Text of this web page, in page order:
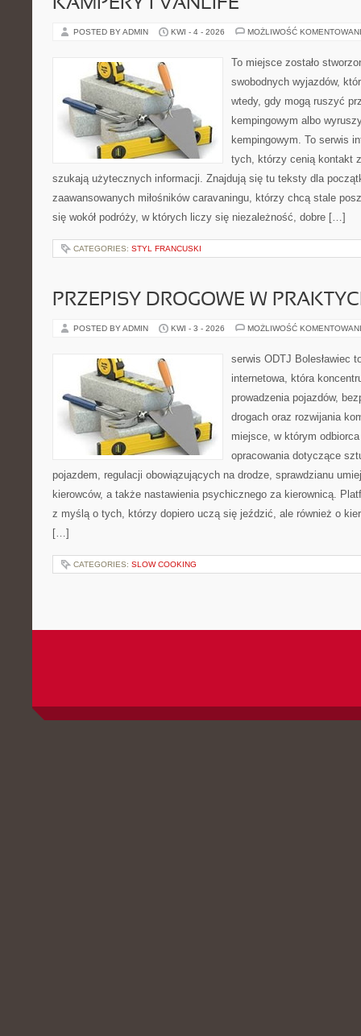
KAMPERY I VANLIFE
POSTED BY ADMIN KWI - 4 - 2026 MOŻLIWOŚĆ
To miejsce zostało
swobodnych wyjazdów,
wtedy, gdy mogą ruszyć
kempingowym albo
kempingowym. To serwis
tych, którzy cenią kontakt
szukają użytecznych informacji. Znajdują się tu teksty dla
zaawansowanych miłośników caravaningu, którzy chcą stale
się wokół podróży, w których liczy się niezależność, dobre […]
CATEGORIES: STYL FRANCUSKI
PRZEPISY DROGOWE W
POSTED BY ADMIN KWI - 3 - 2026 MOŻLIWOŚĆ
serwis ODTJ Bolesławiec
internetowa, która
prowadzenia pojazdów,
drogach oraz rozwijania
miejsce, w którym
opracowania dotyczące
pojazdem, regulacji obowiązujących na drodze, sprawdzianu
kierowców, a także nastawienia psychicznego za kierownicą.
z myślą o tych, którzy dopiero uczą się jeździć, ale również o
[…]
CATEGORIES: SLOW COOKING